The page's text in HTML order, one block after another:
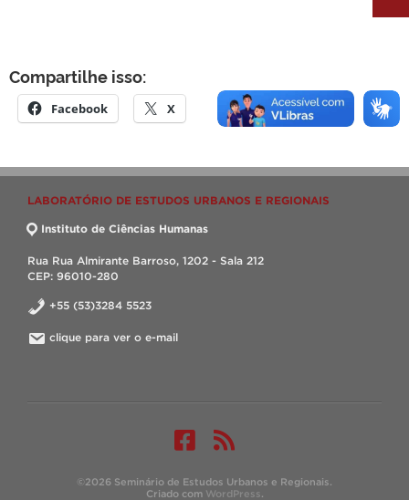
Compartilhe isso:
Facebook X
LABORATÓRIO DE ESTUDOS URBANOS E REGIONAIS
Instituto de Ciências Humanas
Rua Rua Almirante Barroso, 1202 - Sala 212
CEP: 96010-280
+55 (53)3284 5523
clique para ver o e-mail
©2026 Seminário de Estudos Urbanos e Regionais.
Criado com WordPress.